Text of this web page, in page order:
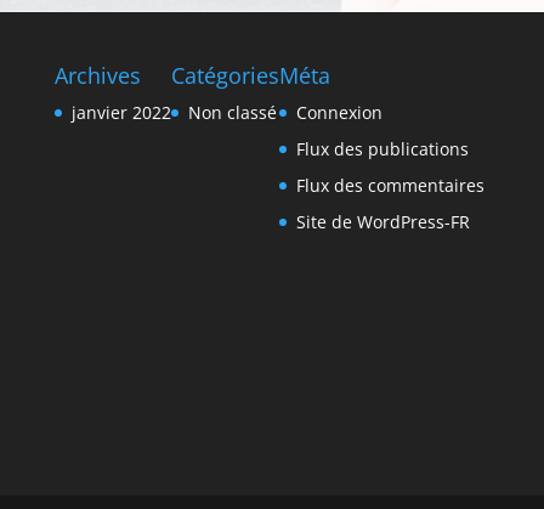
Archives
janvier 2022
Catégories
Non classé
Méta
Connexion
Flux des publications
Flux des commentaires
Site de WordPress-FR